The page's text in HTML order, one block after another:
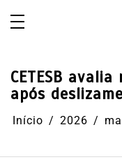
CETESB
após
Início 2026